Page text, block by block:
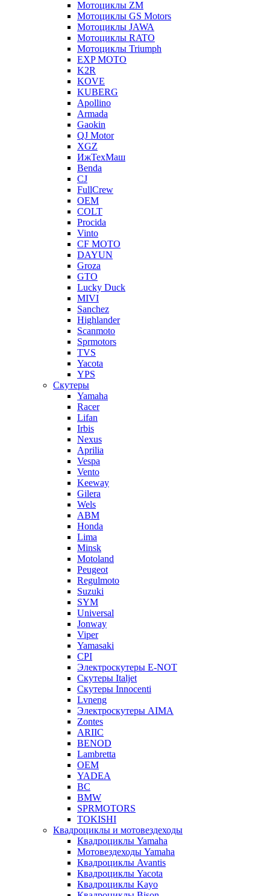
Мотоциклы ZM
Мотоциклы GS Motors
Мотоциклы JAWA
Мотоциклы RATO
Мотоциклы Triumph
EXP MOTO
K2R
KOVE
KUBERG
Apollino
Armada
Gaokin
QJ Motor
XGZ
ИжТехМаш
Benda
CJ
FullCrew
OEM
COLT
Procida
Vinto
CF MOTO
DAYUN
Groza
GTO
Lucky Duck
MIVI
Sanchez
Highlander
Scanmoto
Sprmotors
TVS
Yacota
YPS
Скутеры
Yamaha
Racer
Lifan
Irbis
Nexus
Aprilia
Vespa
Vento
Keeway
Gilera
Wels
ABM
Honda
Lima
Minsk
Motoland
Peugeot
Regulmoto
Suzuki
SYM
Universal
Jonway
Viper
Yamasaki
CPI
Электроскутеры E-NOT
Скутеры Italjet
Скутеры Innocenti
Lvneng
Электроскутеры AIMA
Zontes
ARIIC
BENOD
Lambretta
OEM
YADEA
BC
BMW
SPRMOTORS
TOKISHI
Квадроциклы и мотовездеходы
Квадроциклы Yamaha
Мотовездеходы Yamaha
Квадроциклы Avantis
Квадроциклы Yacota
Квадроциклы Kayo